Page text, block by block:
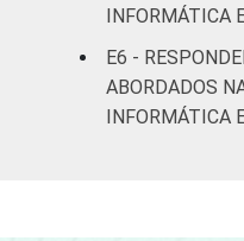
Fonte: Núcleo
do Ponto BR.
INFORMÁTICA
E6 -
ABORDADOS
INFORMÁTICA